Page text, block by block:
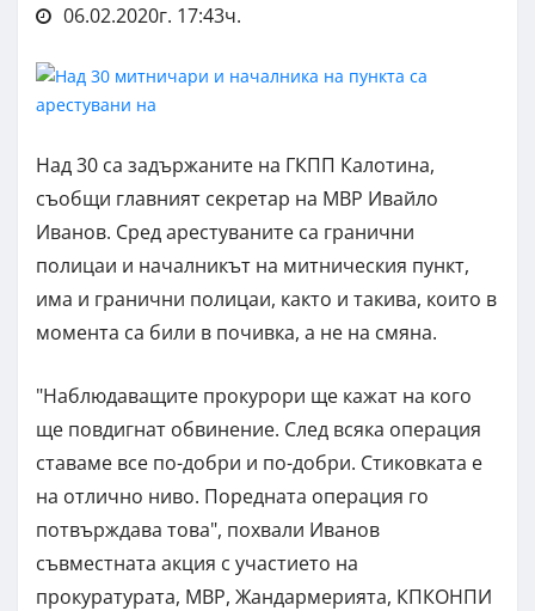
06.02.2020г. 17:43ч.
Над 30 са задържаните на ГКПП Калотина,
съобщи главният секретар на МВР Ивайло
Иванов. Сред арестуваните са гранични
полицаи и началникът на митническия пункт,
има и гранични полицаи, както и такива, които в
момента са били в почивка, а не на смяна.
"Наблюдаващите прокурори ще кажат на кого
ще повдигнат обвинение. След всяка операция
ставаме все по-добри и по-добри. Стиковката е
на отлично ниво. Поредната операция го
потвърждава това", похвали Иванов
съвместната акция с участието на
прокуратурата, МВР, Жандармерията, КПКОНПИ